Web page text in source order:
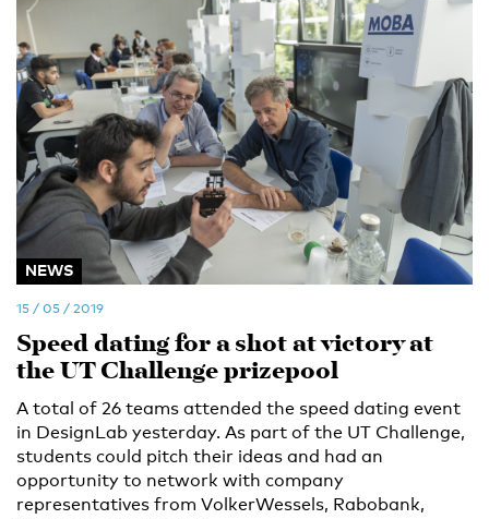
NEWS
15 / 05 / 2019
Speed dating for a shot at victory at
the UT Challenge prizepool
A total of 26 teams attended the speed dating event
in DesignLab yesterday. As part of the UT Challenge,
students could pitch their ideas and had an
opportunity to network with company
representatives from VolkerWessels, Rabobank,